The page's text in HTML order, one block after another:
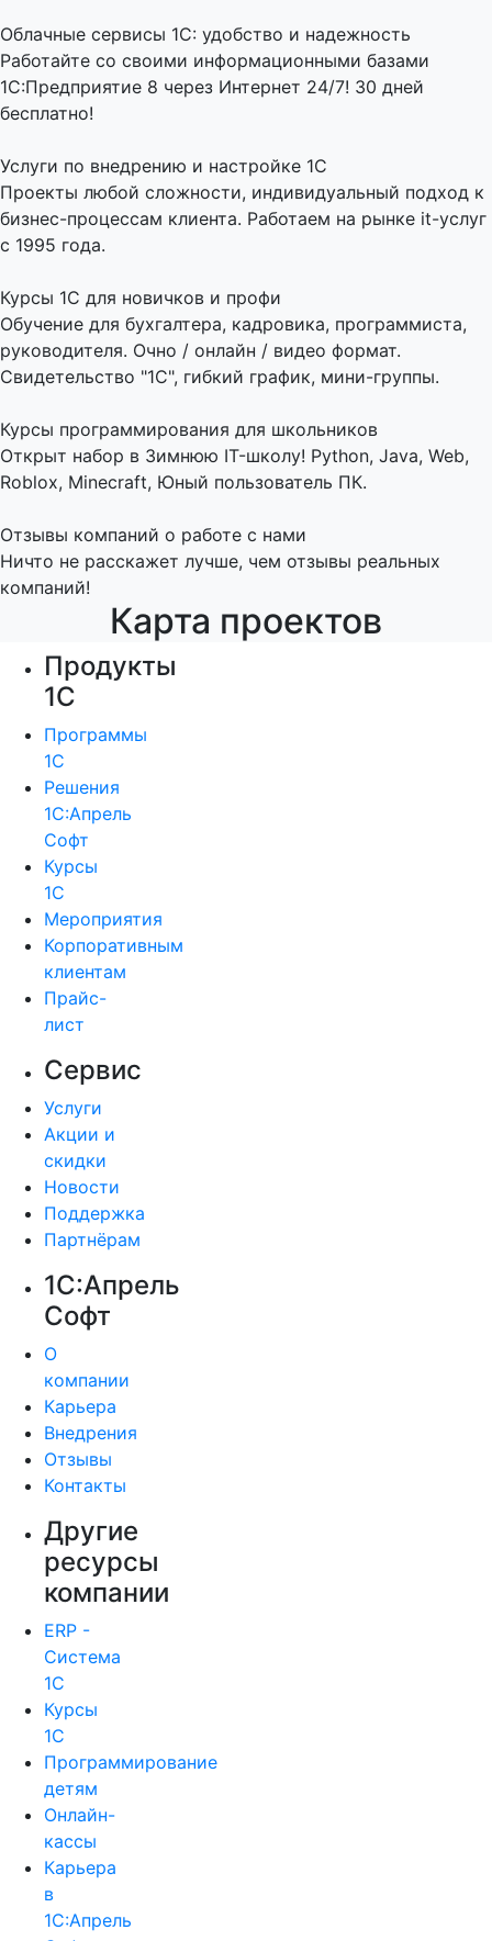
Облачные сервисы 1С: удобство и надежность
Работайте со своими информационными базами
1С:Предприятие 8 через Интернет 24/7! 30 дней
бесплатно!
Услуги по внедрению и настройке 1С
Проекты любой сложности, индивидуальный подход к
бизнес-процессам клиента. Работаем на рынке it-услуг
с 1995 года.
Курсы 1С для новичков и профи
Обучение для бухгалтера, кадровика, программиста,
руководителя. Очно / онлайн / видео формат.
Свидетельство "1С", гибкий график, мини-группы.
Курсы программирования для школьников
Открыт набор в Зимнюю IT-школу! Python, Java, Web,
Roblox, Minecraft, Юный пользователь ПК.
Отзывы компаний о работе с нами
Ничто не расскажет лучше, чем отзывы реальных
компаний!
Карта проектов
Продукты
1С
Программы
1С
Решения
1С:Апрель
Софт
Курсы
1С
Мероприятия
Корпоративным
клиентам
Прайс-
лист
Сервис
Услуги
Акции и
скидки
Новости
Поддержка
Партнёрам
1С:Апрель
Софт
О
компании
Карьера
Внедрения
Отзывы
Контакты
Другие
ресурсы
компании
ERP -
Система
1С
Курсы
1С
Программирование
детям
Онлайн-
кассы
Карьера
в
1С:Апрель